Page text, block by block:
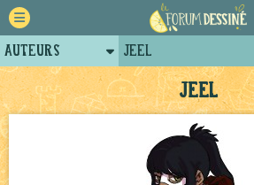
Jeel
Auteurs
Retour
Forum
Projets
Tutoriels
Jeel
Posts de jeel